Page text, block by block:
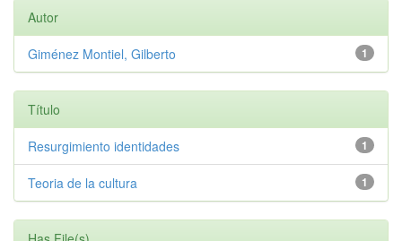
Autor
1
Giménez Montiel, Gilberto
Título
1
Resurgimiento identidades
1
Teoria de la cultura